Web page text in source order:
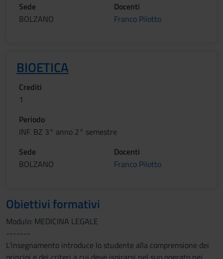
Sede
BOLZANO
Docenti
Franco Pilotto
BIOETICA
Crediti
1
Periodo
INF. BZ 3° anno 2° semestre
Sede
BOLZANO
Docenti
Franco Pilotto
Obiettivi formativi
Modulo: MEDICINA LEGALE
-------
L’insegnamento introduce lo studente alla comprensione dei